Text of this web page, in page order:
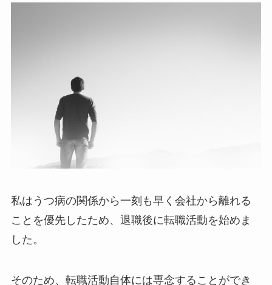
私はうつ病の関係から一刻も早く会社から離れる
ことを優先したため、退職後に転職活動を始めま
した。
そのため、転職活動自体には専念することができ